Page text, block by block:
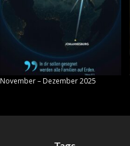
November – Dezember 2025